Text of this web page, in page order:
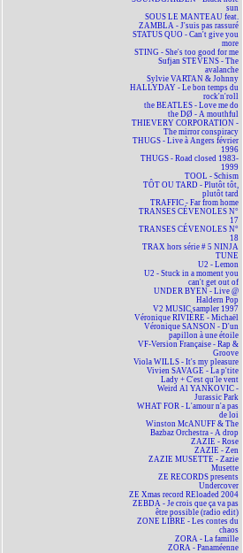
sun
SOUS LE MANTEAU feat.
ZAMBLA - J'suis pas rassuré
STATUS QUO - Can't give you
more
STING - She's too good for me
Sufjan STEVENS - The
avalanche
Sylvie VARTAN & Johnny
HALLYDAY - Le bon temps du
rock'n'roll
the BEATLES - Love me do
the DØ - A mouthful
THIEVERY CORPORATION -
The mirror conspiracy
THUGS - Live à Angers février
1996
THUGS - Road closed 1983-
1999
TOOL - Schism
TÔT OU TARD - Plutôt tôt,
plutôt tard
TRAFFIC - Far from home
TRANSES CÉVENOLES N°
17
TRANSES CÉVENOLES N°
18
TRAX hors série # 5 NINJA
TUNE
U2 - Lemon
U2 - Stuck in a moment you
can't get out of
UNDER BYEN - Live @
Haldern Pop
V2 MUSIC sampler 1997
Véronique RIVIÈRE - Michaël
Véronique SANSON - D'un
papillon à une étoile
VF-Version Française - Rap &
Groove
Viola WILLS - It's my pleasure
Vivien SAVAGE - La p'tite
Lady + C'est qu'le vent
Weird Al YANKOVIC -
Jurassic Park
WHAT FOR - L'amour n'a pas
de loi
Winston McANUFF & The
Bazbaz Orchestra - A drop
ZAZIE - Rose
ZAZIE - Zen
ZAZIE MUSETTE - Zazie
Musette
ZE RECORDS presents
Undercover
ZE Xmas record REloaded 2004
ZEBDA - Je crois que ça va pas
être possible (radio edit)
ZONE LIBRE - Les contes du
chaos
ZORA - La famille
ZORA - Panaméenne